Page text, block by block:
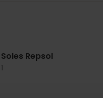
Soles Repsol
1